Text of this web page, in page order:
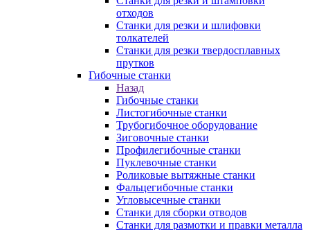
отходов
Станки для резки и шлифовки
толкателей
Станки для резки твердосплавных
прутков
Гибочные станки
Назад
Гибочные станки
Листогибочные станки
Трубогибочное оборудование
Зиговочные станки
Профилегибочные станки
Пуклевочные станки
Роликовые вытяжные станки
Фальцегибочные станки
Угловысечные станки
Станки для сборки отводов
Станки для размотки и правки металла